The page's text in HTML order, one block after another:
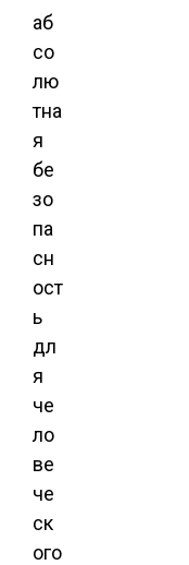
аб
со
лю
тна
я
бе
зо
па
сн
ост
ь
дл
я
че
ло
ве
че
ск
ого